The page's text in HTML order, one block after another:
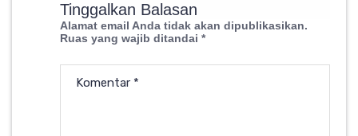
Tinggalkan Balasan
Alamat email Anda tidak akan dipublikasikan.
Ruas yang wajib ditandai *
Komentar *